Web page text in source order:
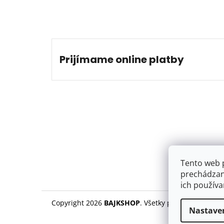
Tento web
ich
Prijímame online platby
Copyright 2026 BAJKSHOP. Všetky práva